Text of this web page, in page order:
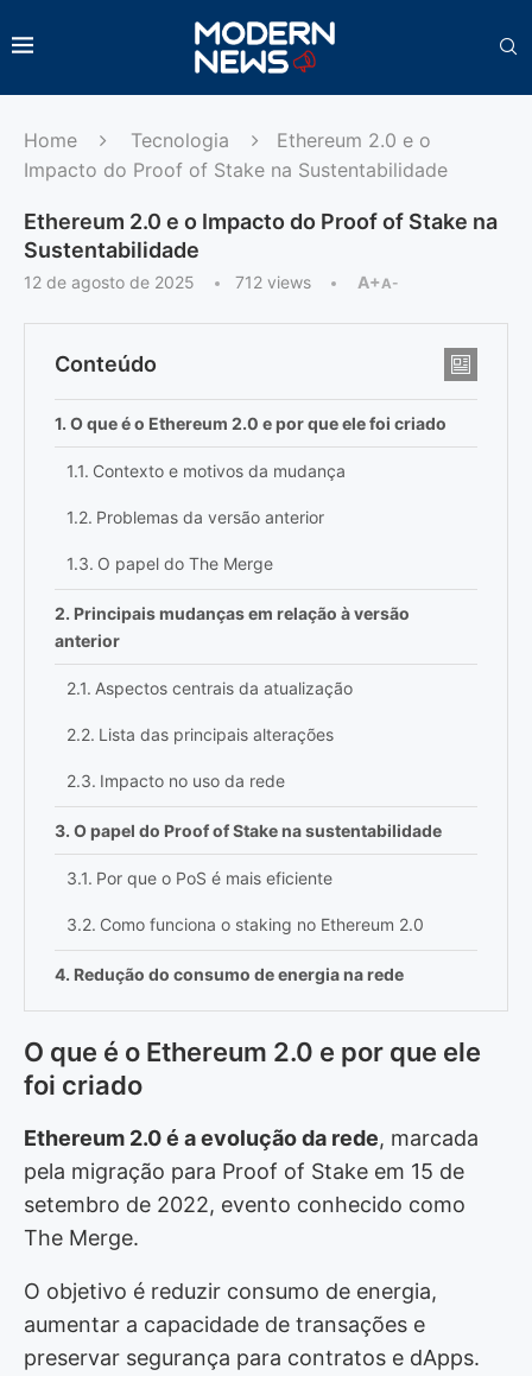
Home Tecnologia
Ethereum 2.0 e o
Impacto do Proof of Stake na Sustentabilidade
Ethereum 2.0 e o Impacto do Proof of Stake na
Sustentabilidade
12 de agosto de 2025 712 views A+A-
Conteúdo
O que é o Ethereum 2.0 e por que ele foi criado
Contexto e motivos da mudança
Problemas da versão anterior
O papel do The Merge
Principais mudanças em relação à versão
anterior
Aspectos centrais da atualização
Lista das principais alterações
Impacto no uso da rede
O papel do Proof of Stake na sustentabilidade
Por que o PoS é mais eficiente
Como funciona o staking no Ethereum 2.0
Redução do consumo de energia na rede
Fatores da redução
Comparativo com outras blockchains
Impactos ambientais e benefícios para o mercado
cripto
Benefícios diretos para o mercado
Desafios e limitações do Ethereum 2.0
Riscos técnicos e operacionais
O que é o Ethereum 2.0 e por que ele
foi criado
Ethereum 2.0 é a evolução da rede, marcada
pela migração para Proof of Stake em 15 de
setembro de 2022, evento conhecido como
The Merge.
O objetivo é reduzir consumo de energia,
aumentar a capacidade de transações e
preservar segurança para contratos e dApps.